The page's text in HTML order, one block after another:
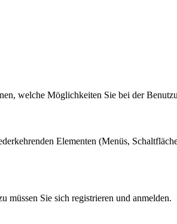
welche Möglichkeiten Sie bei der
Elementen (Menüs,
müssen Sie sich registrieren und anmelden.